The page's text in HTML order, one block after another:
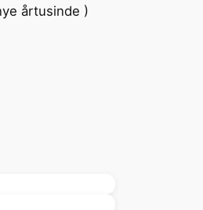
årtusinde )